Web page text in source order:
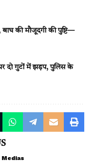
की मौजूदगी की पुष्टि—
पर दो गुटों में झड़प, पुलिस के
Medias